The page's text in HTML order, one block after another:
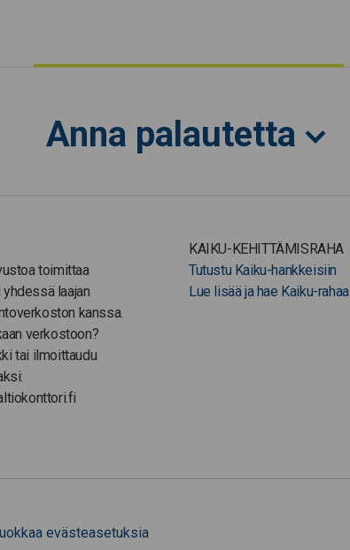
Anna palautetta
toimittaa
laajan
kanssa.
verkostoon?
tai ilmoittaudu
KAIKU-KEHITTÄMISRAHA
Tutustu Kaiku-hankkeisiin
Lue lisää ja hae Kaiku-rahaa
evästeasetuksia